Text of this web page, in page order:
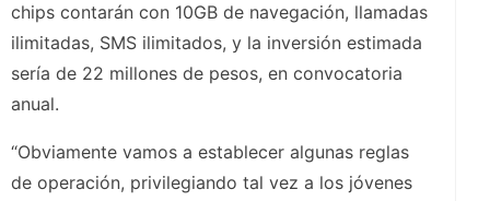
chips contarán con 10GB de navegación, llamadas
ilimitadas, SMS ilimitados, y la inversión estimada
sería de 22 millones de pesos, en convocatoria
anual.
“Obviamente vamos a establecer algunas reglas
de operación, privilegiando tal vez a los jóvenes